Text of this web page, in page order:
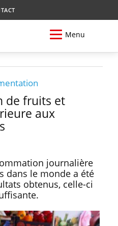
Menu
de fruits et
aux
journalière
dans le monde a été
obtenus, celle-ci